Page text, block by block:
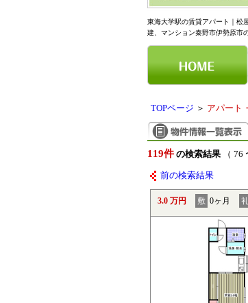
東海大学駅の賃貸アパート｜松
建、マンション秦野市伊勢原市
TOPページ ＞ アパート
119件 の検索結果（ 76
前の検索結果
3.0 万円 敷 0ヶ月